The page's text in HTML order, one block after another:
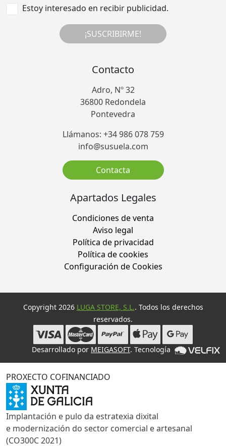
Estoy interesado en recibir publicidad.
¡SUSCRIBIRME!
Contacto
Adro, Nº 32
36800 Redondela
Pontevedra
Llámanos: +34 986 078 759
info@susuela.com
Contacta
Apartados Legales
Condiciones de venta
Aviso legal
Política de privacidad
Política de cookies
Configuración de Cookies
Copyright 2026 LUGA STORE, S.L.. Todos los derechos
reservados.
Desarrollado por MEIGASOFT. Tecnología
PROXECTO COFINANCIADO
Implantación e pulo da estratexia dixital
e modernización do sector comercial e artesanal
(CO300C 2021)